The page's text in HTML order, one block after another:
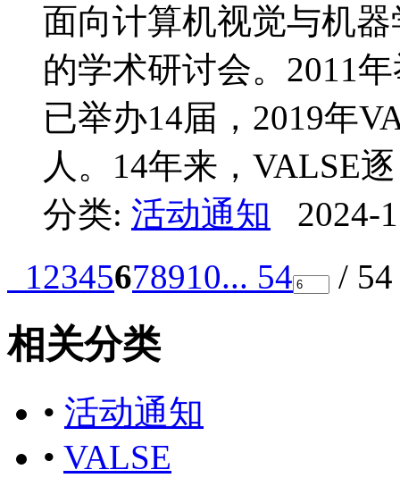
面向计算机视觉与机
的学术研讨会。2011
已举办14届，2019年
人。14年来，VALSE
分类: 活动通知
2024-
12345678910... 54 /
相关分类
• 活动通知
• VALSE